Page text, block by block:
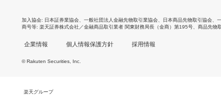
加入協会 日本証券業協会 一般社団法人金融先物取引業協会 日本商品先物取引協会
商号等 楽天証券株式会社／金融商品取引業者 関東財務局長（金商）第195号、商品先物
企業情報 個人情報保護方針 採用情報
© Rakuten Securities, Inc.
楽天グループ